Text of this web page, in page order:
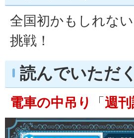
全国初かもしれな
挑戦！
読んでいただ
電車の中吊り 「 週